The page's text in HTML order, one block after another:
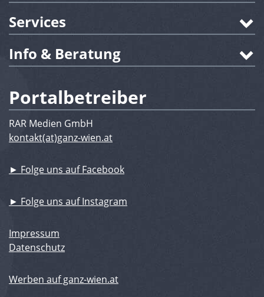
Services
Info & Beratung
Portalbetreiber
RAR Medien GmbH
kontakt(at)ganz-wien.at
► Folge uns auf Facebook
► Folge uns auf Instagram
Impressum
Datenschutz
Werben auf ganz-wien.at